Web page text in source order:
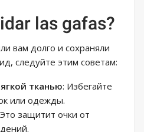
las gafas?
вам долго и сохраняли
следуйте этим советам:
тканью: Избегайте
или одежды.
защитит очки от